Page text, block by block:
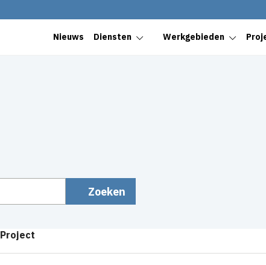
Nieuws Diensten Werkgebieden
Project